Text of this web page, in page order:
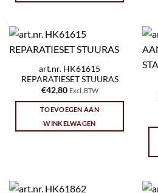
art.nr. HK61615
REPARATIESET STUURAS
€42,80 Excl. BTW
TOEVOEGEN AAN
WINKELWAGEN